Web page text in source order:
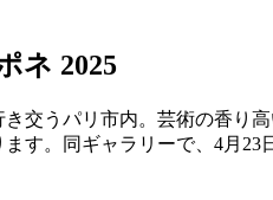
ネ 2025
交うパリ市内。芸術の香り
す。同ギャラリーで、4月